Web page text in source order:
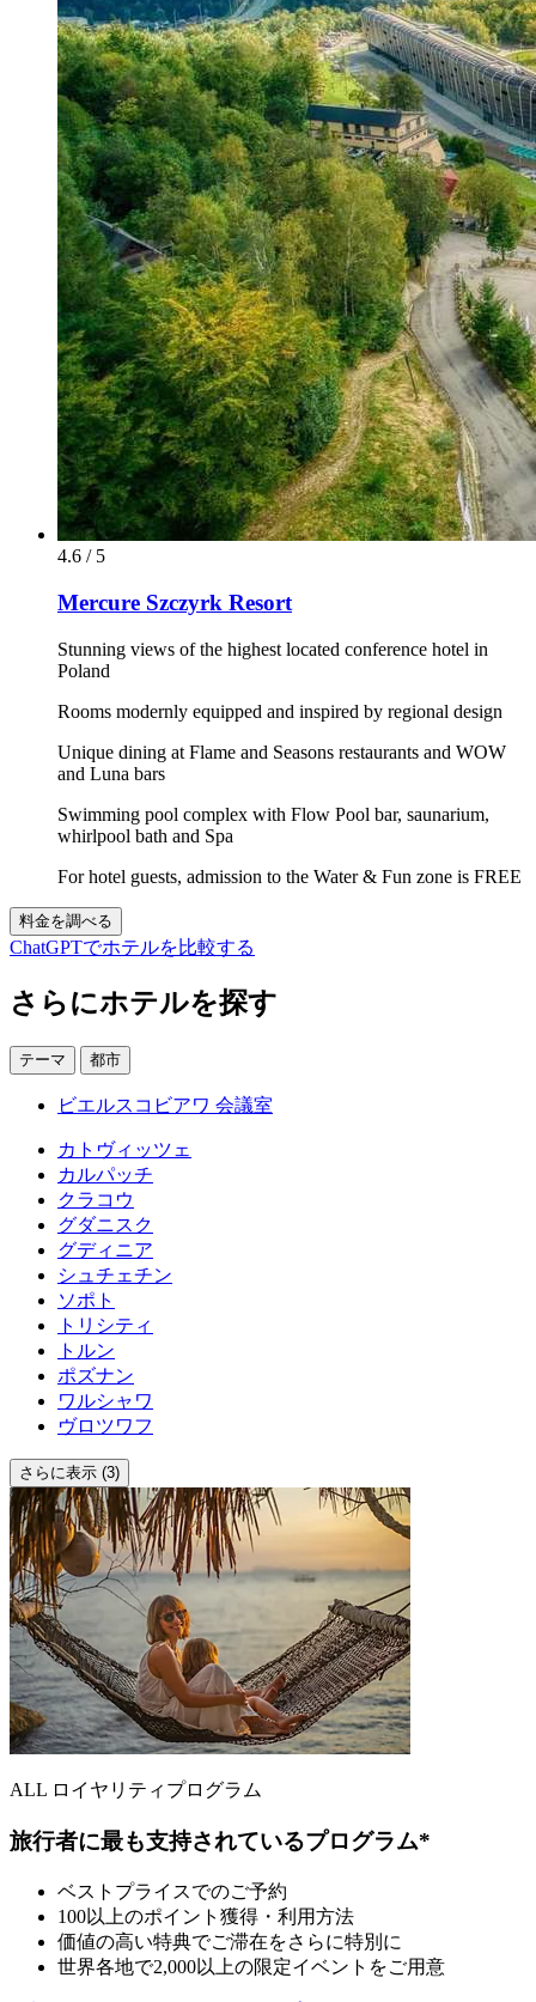
4.6 / 5
Mercure Szczyrk Resort
Stunning views of the highest located conference hotel in
Poland
Rooms modernly equipped and inspired by regional design
Unique dining at Flame and Seasons restaurants and WOW
and Luna bars
Swimming pool complex with Flow Pool bar, saunarium,
whirlpool bath and Spa
For hotel guests, admission to the Water & Fun zone is FREE
料金を調べる
ChatGPTでホテルを比較する
さらにホテルを探す
テーマ 都市
ビエルスコビアワ 会議室
カトヴィッツェ
カルパッチ
クラコウ
グダニスク
グディニア
シュチェチン
ソポト
トリシティ
トルン
ポズナン
ワルシャワ
ヴロツワフ
さらに表示 (3)
ALL ロイヤリティプログラム
旅行者に最も支持されているプログラム*
ベストプライスでのご予約
100以上のポイント獲得・利用方法
価値の高い特典でご滞在をさらに特別に
世界各地で2,000以上の限定イベントをご用意